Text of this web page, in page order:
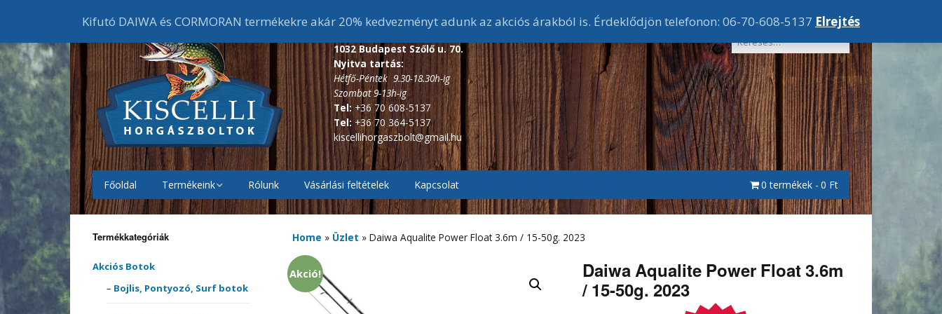
1032 Budapest Szőlő u. 70.
Nyitva tartás:
Hétfő-Péntek 9.30-18.30h-ig
Szombat 9-13h-ig
Tel:+36 70 608-5137
Tel: +36 70 364-5137
kiscellihorgaszbolt@gmail.hu
Főoldal Termékeink
Akciós Botok
Bojlis, Pontyozó, Surf
2.7m és 3 m-s bojlis
Feeder, Picker botok
Harcsázó botok
orsók
Harcifékes, Hátsófékes
Akciós Ruházat
Cipők, Bakancsok,
Gumicsizma,
mellescsizma,
Rólunk Vásárlási feltételek Kapcsolat 0 termékek 0 Ft
Termékkategóriák
Akciós Botok
Bojlis, Pontyozó, Surf botok
Home » Üzlet »Daiwa Aqualite Power Float 3.6m / 15-50g. 2023
Akció!
Daiwa Aqualite Power Float 3.6m
/ 15-50g. 2023
Kifutó DAIWA és CORMORAN termékekre akár 20% kedvezményt adunk az akciós árakból is. Érdeklődjön telefonon: 06-70-608-5137 Elrejtés